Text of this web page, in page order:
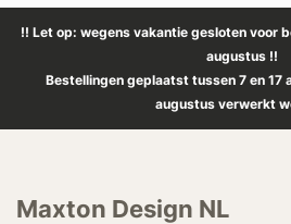
!! Let op: wegens vakantie gesloten voor
augustus !!
Bestellingen geplaatst tussen 7 en 17
augustus verwerkt
Maxton Design NL